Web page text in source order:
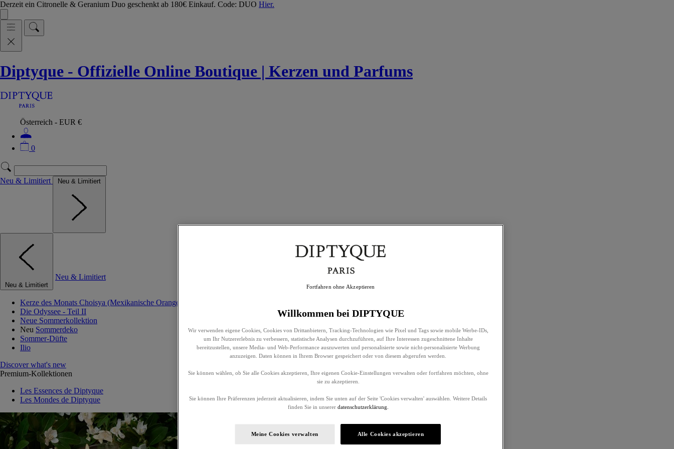
Derzeit ein Citronelle & Geranium Duo geschenkt ab 180€ Einkauf. Code: DUO Hier.
Diptyque - Offizielle Online Boutique | Kerzen und Parfums
Österreich - EUR €
0
Neu & Limitiert Neu & Limitiert
Neu & Limitiert
Neu & Limitiert
Kerze des Monats Choisya (Mexikanische Orangenblume)
Die Odyssee - Teil II
Neue Sommerkollektion
Neu Sommerdeko
Sommer-Düfte
Ilio
Discover what's new
Premium-Kollektionen
Les Essences de Diptyque
Les Mondes de Diptyque
Willkommen bei DIPTYQUE
Wir verwenden eigene Cookies, Cookies von Drittanbietern, Tracking-Technologien wie Pixel und Tags sowie mobile Werbe-IDs,
um Ihr Nutzererlebnis zu verbessern, statistische Analysen durchzuführen, auf Ihre Interessen zugeschnittene Inhalte
bereitzustellen, unsere Media- und Web-Performance auszuwerten und personalisierte sowie nicht-personalisierte Werbung
anzuzeigen. Daten können in Ihrem Browser gespeichert oder von diesem abgerufen werden.
Sie können wählen, ob Sie alle Cookies akzeptieren, Ihre eigenen Cookie-Einstellungen verwalten oder fortfahren möchten, ohne
sie zu akzeptieren.
Sie können Ihre Präferenzen jederzeit aktualisieren, indem Sie unten auf der Seite 'Cookies verwalten' auswählen. Weitere Details
finden Sie in unserer datenschutzerklärung.
Meine Cookies verwalten Alle Cookies akzeptieren
Fortfahren ohne Akzeptieren